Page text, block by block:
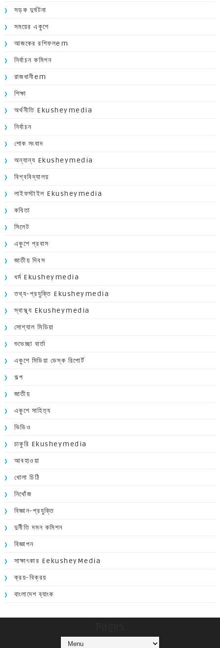
সড়ক দুর্ঘটনা
সময়ের একুশে
আজকের রশিফলem
নির্বাচন কমিশন
রাজধানীem
শিক্ষা
অর্থনীতি Ekusheymedia
নির্বাচন
শোক সংবাদ
অন্যান্য Ekusheymedia
বিশ্ববিদ্যালয়
লাইফস্টাইল Ekusheymedia
কবিতা
সিলেট
একুশে প্রবাস
জাতীয় দিবস
ধর্ম Ekusheymedia
তথ্য-প্রযুক্তি Ekusheymedia
স্বাস্থ্য Ekusheymedia
সোশ্যাল মিডিয়া
শুভেচ্ছা বার্তা
একুশে মিডিয়া ডেস্ক রিপোর্ট
গল্প
জাতীয়
একুশে সাহিত্য
ভিডিও
চাকুরি Ekusheymedia
আবহাওয়া
খোলা চিঠি
নিখোঁজ
বিজ্ঞান-প্রযুক্তি
দুর্নীতি দমন কমিশন
বিজ্ঞাপন
সাক্ষাৎকার EekusheyMedia
ক্রয়-বিক্রয়
বাংলাদেশ ব্যাংক